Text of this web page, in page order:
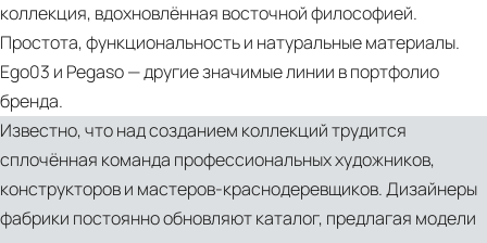
PDF
HC08
коллекция, вдохновлённая восточной философией.
Простота, функциональность и натуральные материалы.
Ego03 и Pegaso — другие значимые линии в портфолио
бренда.
Известно, что над созданием коллекций трудится
сплочённая команда профессиональных художников,
конструкторов и мастеров-краснодеревщиков. Дизайнеры
фабрики постоянно обновляют каталог, предлагая модели